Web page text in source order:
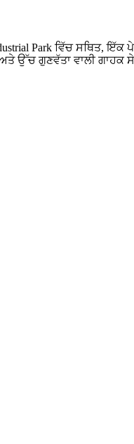
Industrial Park ਵਿੱਚ
ਗੁਣਵੱਤਾ ਵਾਲੀ ਗਾਹਕ